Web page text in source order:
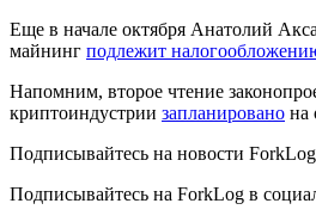
Еще в начале октября Анатолий
майнинг подлежит
Напомним, второе чтение
криптоиндустрии запланировано на
Подписывайтесь на новости
Подписывайтесь на ForkLog в